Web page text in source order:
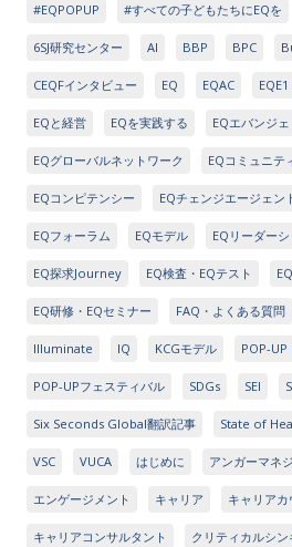
#EQPOPUP #すべての子どもたちにEQを
6SJ研究センター AI BBP BPC
CEQFインタビュー EQ EQAC EQE1
EQと経営 EQを実践する EQエバンジ
EQグローバルネットワーク EQコミュニテ
EQコンピテンシー EQチェンジエージェン
EQフォーラム EQモデル EQリーダー
EQ探求Journey EQ検査・EQテスト
EQ研修・EQセミナー FAQ・よくある質問
Illuminate IQ KCGモデル POP-
POP-UPフェスティバル SDGs SEI
Six Seconds Global翻訳記事 State of
VSC VUCA はじめに アンガーマネ
エンゲージメント キャリア キャリア
キャリアコンサルタント クリティカルシ